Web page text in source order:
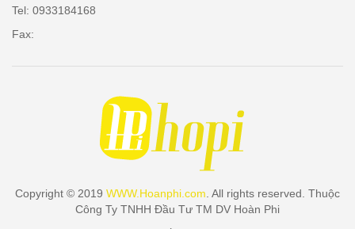
Tel: 0933184168
Fax:
Copyright © 2019 WWW.Hoanphi.com. All rights reserved. Thuộc
Công Ty TNHH Đầu Tư TM DV Hoàn Phi